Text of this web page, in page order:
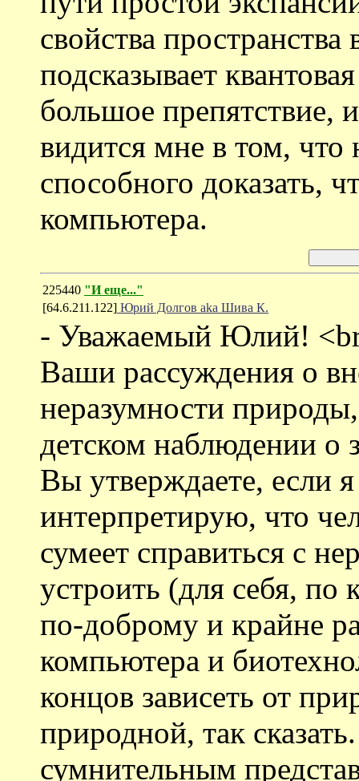
свойства
подсказывает
большое препятствие,
видится мне в том, что
способного доказать,
компьютера.
225440 "И еще..."
[64.6.211.122] Юрий Долгов aka Шива К.
- Уважаемый Юлий!
Ваши рассуждения о
неразумности
детском наблюдении о
Вы утверждаете, если
интерпретирую, что
сумеет справиться с
устроить (для себя, по
по-доброму и крайне
компьютера и
концов зависеть от
природной, так
сумнительным